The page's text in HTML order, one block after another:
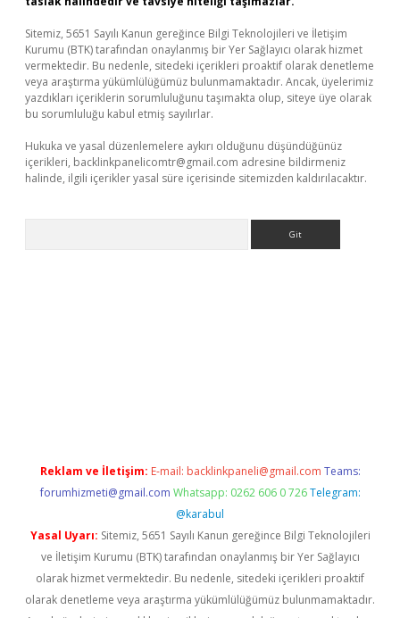
Sitemiz, 5651 Sayılı Kanun gereğince Bilgi Teknolojileri ve İletişim
Kurumu (BTK) tarafından onaylanmış bir Yer Sağlayıcı olarak hizmet
vermektedir. Bu nedenle, sitedeki içerikleri proaktif olarak denetleme
veya araştırma yükümlülüğümüz bulunmamaktadır. Ancak, üyelerimiz
yazdıkları içeriklerin sorumluluğunu taşımakta olup, siteye üye olarak
bu sorumluluğu kabul etmiş sayılırlar.
Hukuka ve yasal düzenlemelere aykırı olduğunu düşündüğünüz
içerikleri, backlinkpanelicomtr@gmail.com adresine bildirmeniz
halinde, ilgili içerikler yasal süre içerisinde sitemizden kaldırılacaktır.
Reklam ve İletişim: E-mail: backlinkpaneli@gmail.com Teams:
forumhizmeti@gmail.com Whatsapp: 0262 606 0 726 Telegram:
@karabul
Yasal Uyarı: Sitemiz, 5651 Sayılı Kanun gereğince Bilgi Teknolojileri
ve İletişim Kurumu (BTK) tarafından onaylanmış bir Yer Sağlayıcı
olarak hizmet vermektedir. Bu nedenle, sitedeki içerikleri proaktif
olarak denetleme veya araştırma yükümlülüğümüz bulunmamaktadır.